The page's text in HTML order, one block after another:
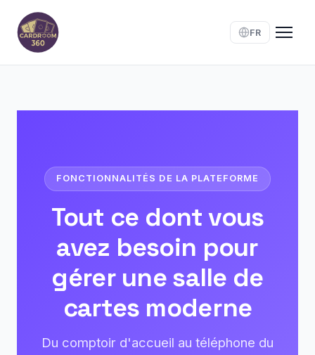
FR
FONCTIONNALITÉS DE LA PLATEFORME
Tout ce dont vous
avez besoin pour
gérer une salle de
cartes moderne
Du comptoir d'accueil au téléphone du